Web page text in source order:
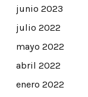
junio 2023
julio 2022
mayo 2022
abril 2022
enero 2022